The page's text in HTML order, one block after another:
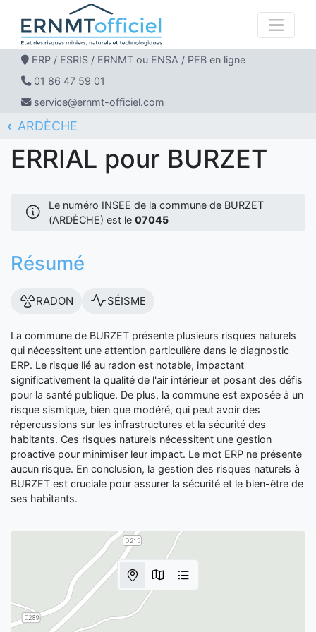
ERP / ESRIS / ERNMT ou ENSA / PEB en ligne
01 86 47 59 01
service@ernmt-officiel.com
ERNMT Officiel
ERRIAL
ARDÈCHE
BURZET
ERRIAL pour BURZET
Le numéro INSEE de la commune de BURZET
(ARDÈCHE) est le 07045
Résumé
RADON SÉISME
La commune de BURZET présente plusieurs risques naturels
qui nécessitent une attention particulière dans le diagnostic
ERP. Le risque lié au radon est notable, impactant
significativement la qualité de l'air intérieur et posant des défis
pour la santé publique. De plus, la commune est exposée à un
risque sismique, bien que modéré, qui peut avoir des
répercussions sur les infrastructures et la sécurité des
habitants. Ces risques naturels nécessitent une gestion
proactive pour minimiser leur impact. Le mot ERP ne présente
aucun risque. En conclusion, la gestion des risques naturels à
BURZET est cruciale pour assurer la sécurité et le bien-être de
ses habitants.